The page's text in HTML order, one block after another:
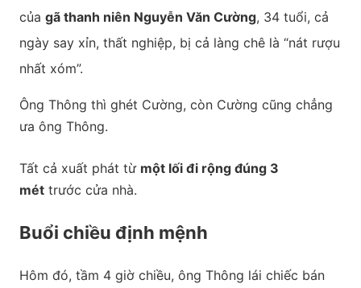
của gã thanh niên Nguyễn Văn Cường, 34 tuổi, cả
ngày say xỉn, thất nghiệp, bị cả làng chê là “nát rượu
nhất xóm”.
Ông Thông thì ghét Cường, còn Cường cũng chẳng
ưa ông Thông.
Tất cả xuất phát từ một lối đi rộng đúng 3
mét trước cửa nhà.
Buổi chiều định mệnh
Hôm đó, tầm 4 giờ chiều, ông Thông lái chiếc bán